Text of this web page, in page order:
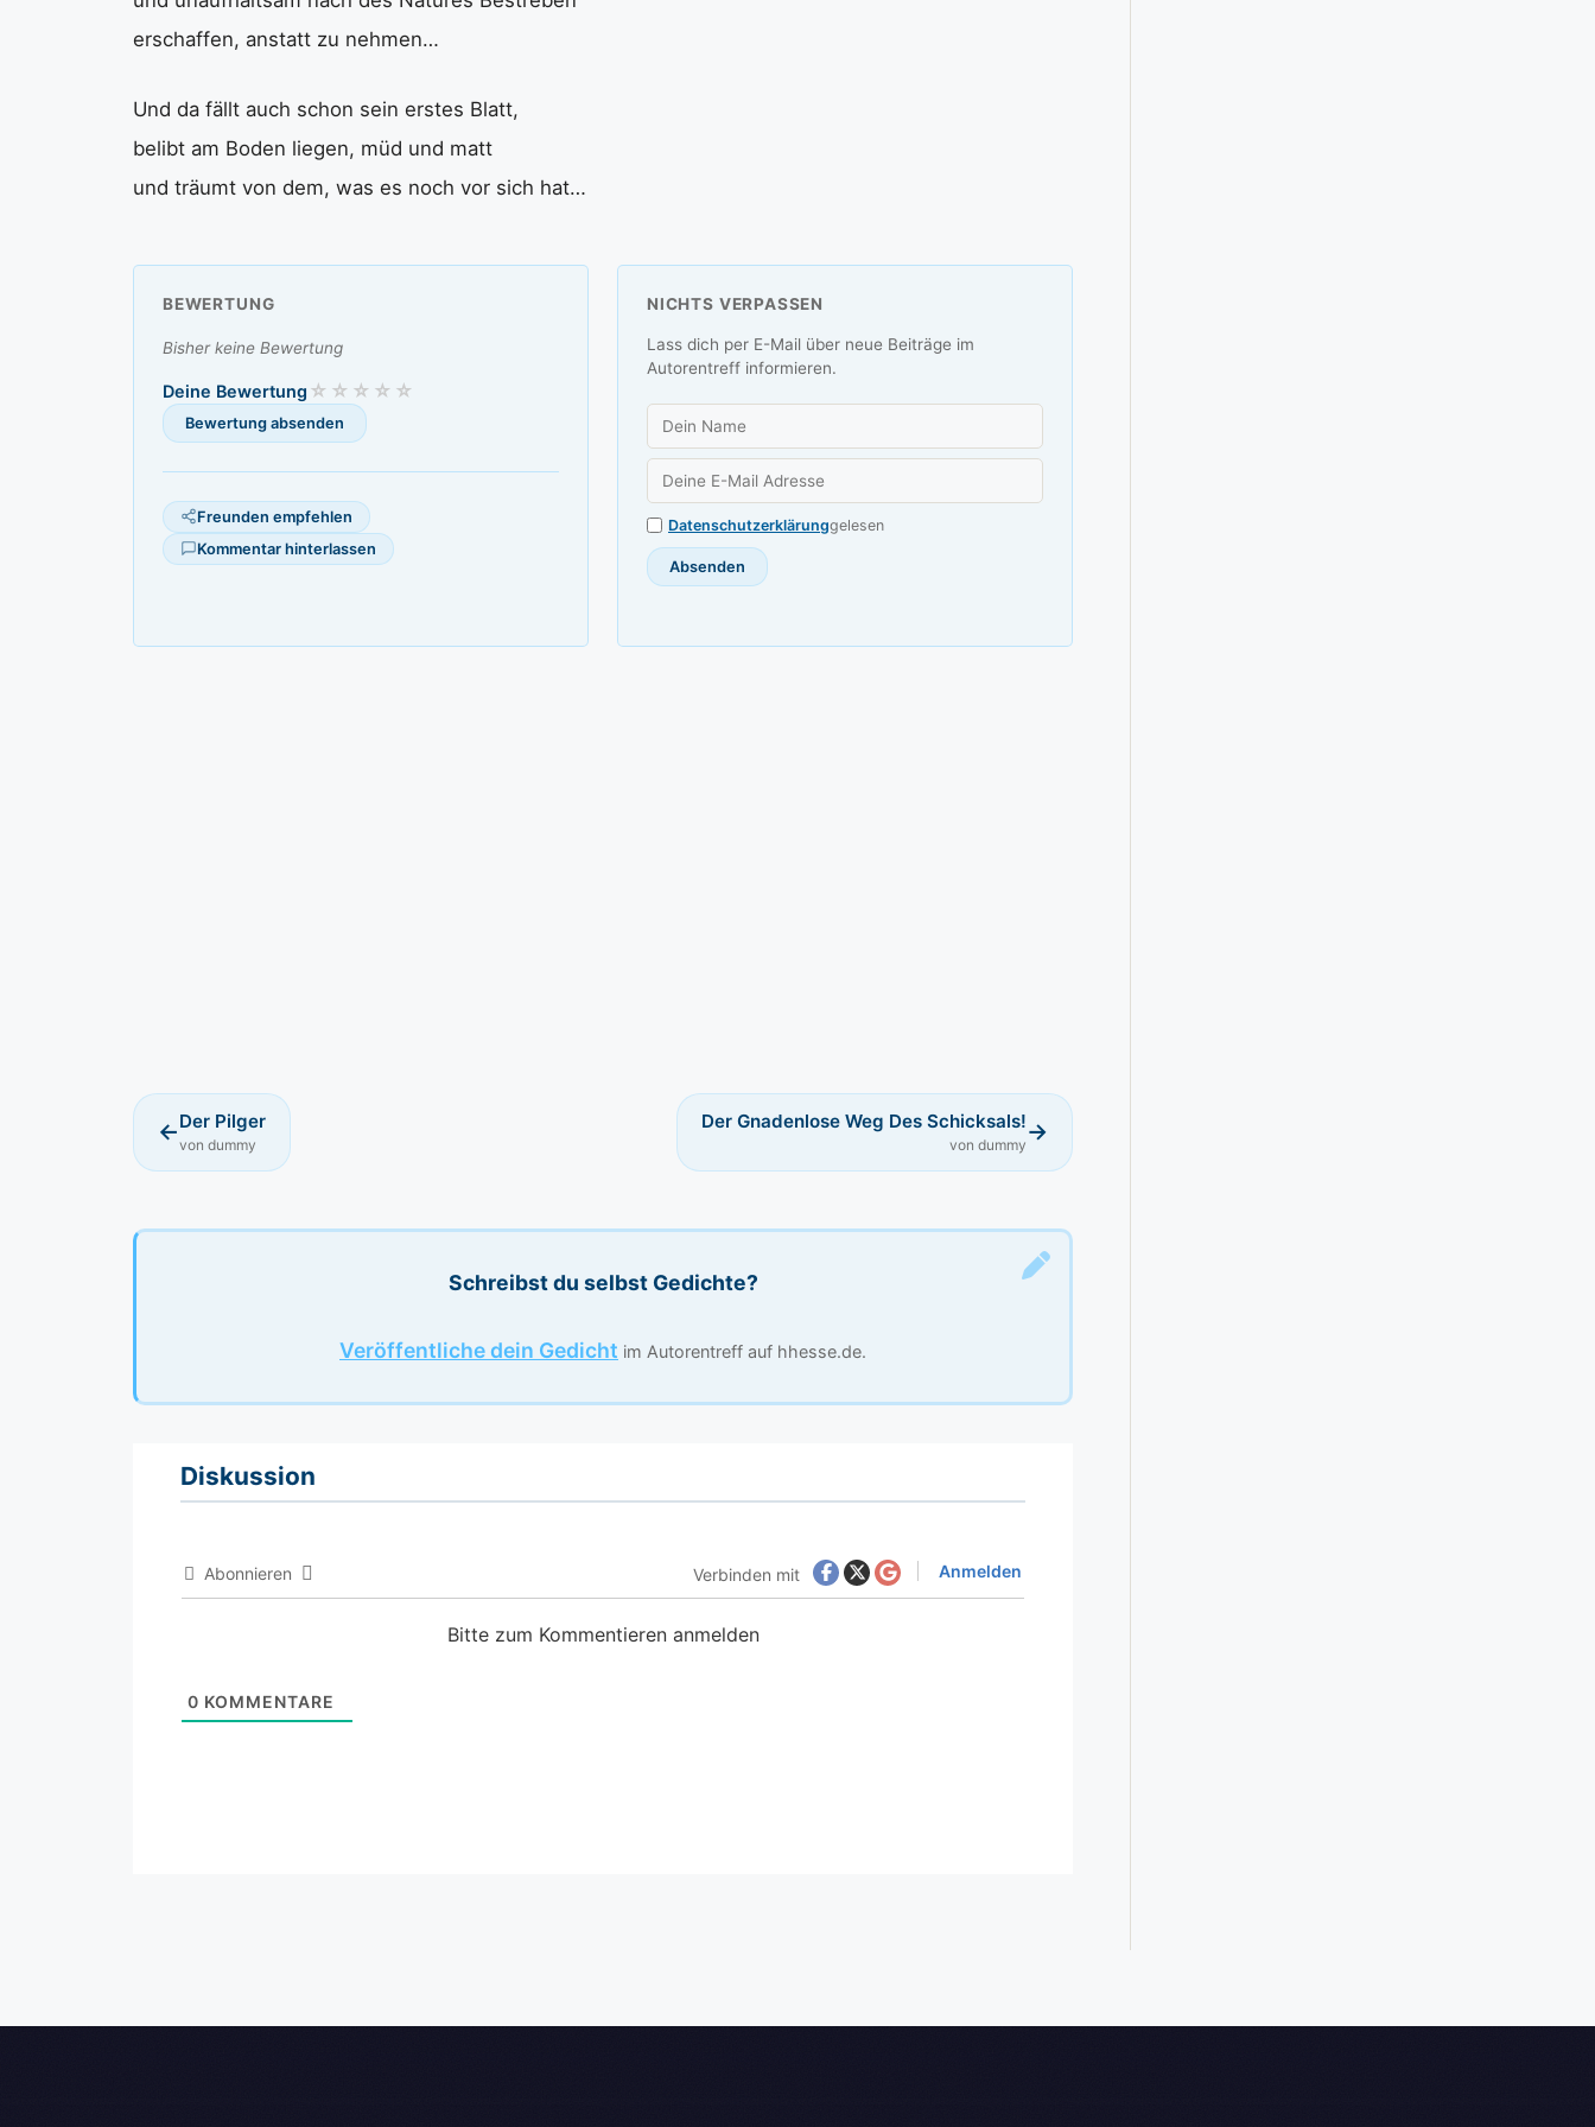
erschaffen, anstatt zu nehmen…
Und da fällt auch schon sein erstes Blatt,
belibt am Boden liegen, müd und matt
und träumt von dem, was es noch vor sich hat…
BEWERTUNG
Bisher keine Bewertung
Deine Bewertung
Freunden empfehlen
Kommentar hinterlassen
NICHTS VERPASSEN
Lass dich per E-Mail über neue Beiträge im
Autorentreff informieren.
Datenschutzerklärunggelesen
←Der Pilger
von dummy
Der Gnadenlose Weg Des Schicksals!
von dummy →
Schreibst du selbst Gedichte?
Veröffentliche dein Gedicht im Autorentreff auf hhesse.de.
Diskussion
Abonnieren Verbinden mit Anmelden
Bitte zum Kommentieren anmelden
0 KOMMENTARE